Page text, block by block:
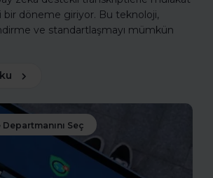
bir döneme giriyor. Bu teknoloji,
ve standartlaşmayı mümkün
Seç